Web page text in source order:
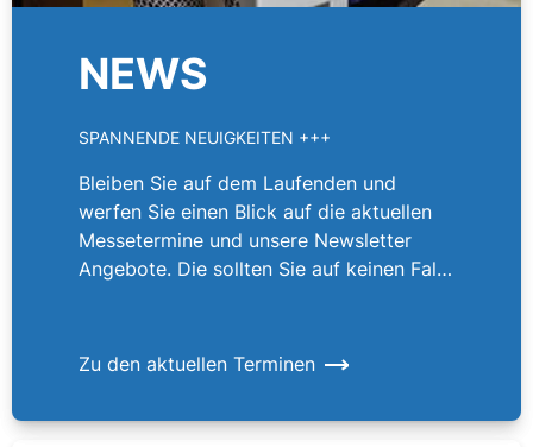
NEWS
SPANNENDE NEUIGKEITEN +++
Bleiben Sie auf dem Laufenden und
werfen Sie einen Blick auf die aktuellen
Messetermine und unsere Newsletter
Angebote. Die sollten Sie auf keinen Fall
Zu den aktuellen Terminen